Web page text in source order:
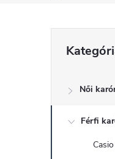
O
d
átugrása
Női
Férfi